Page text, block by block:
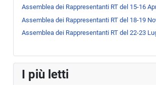
Assemblea dei Rappresentanti RT del 15-16
Assemblea dei Rappresentanti RT del 18-19
Assemblea dei Rappresentanti RT del 22-23
I più letti